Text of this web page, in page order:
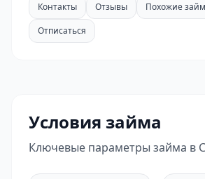
Контакты
Отзывы
Похожие
Отписаться
Условия займа
Ключевые параметры займа в